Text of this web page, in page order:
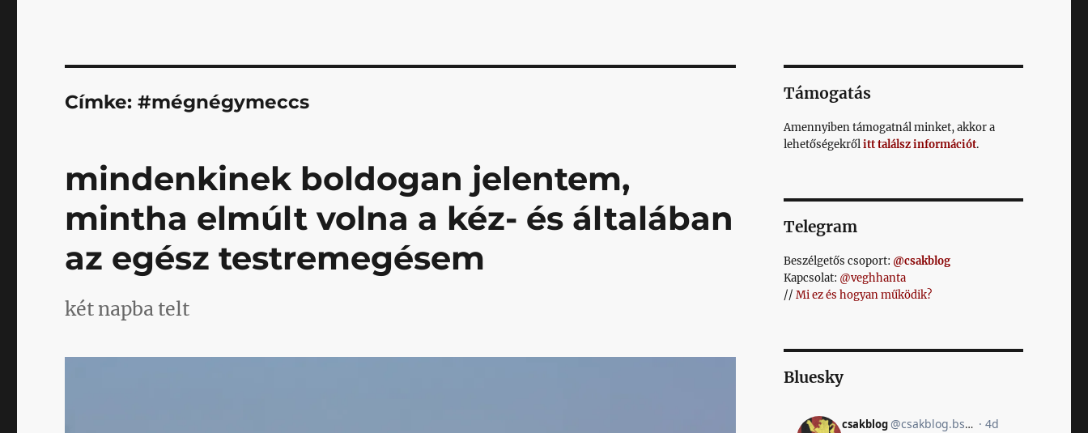
Címke:#mégnégymeccs
mindenkinek boldogan jelentem,
mintha elmúlt volna a kéz- és általában
az egész testremegésem
két napba telt
Támogatás
Amennyiben támogatnál minket, akkor a
lehetőségekrőlitt találsz információt.
Telegram
Beszélgetős csoport: @csakblog
Kapcsolat: @veghhanta
// Mi ez és hogyan működik?
Bluesky